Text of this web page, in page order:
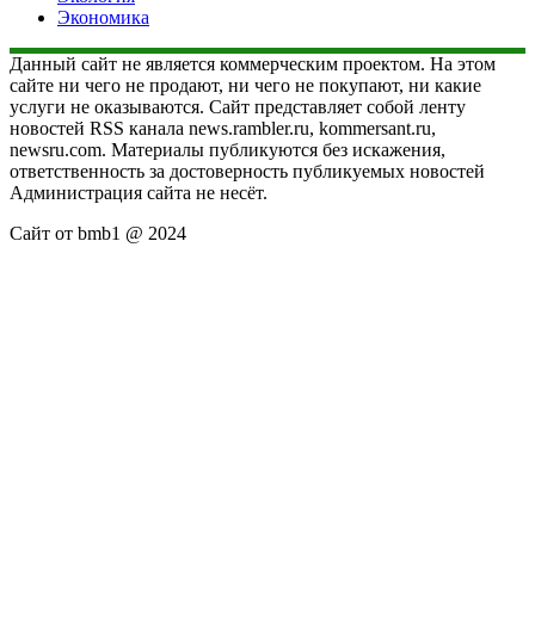
Экономика
Данный сайт не является коммерческим проектом. На этом
сайте ни чего не продают, ни чего не покупают, ни какие
услуги не оказываются. Сайт представляет собой ленту
новостей RSS канала news.rambler.ru, kommersant.ru,
newsru.com. Материалы публикуются без искажения,
ответственность за достоверность публикуемых новостей
Администрация сайта не несёт.
Сайт от bmb1 @ 2024